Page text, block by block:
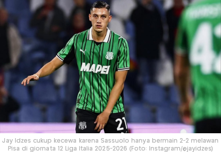
Jay Idzes cukup kecewa karena Sassuolo hanya bermain 2-2 melawan
Pisa di giornata 12 Liga Italia 2025-2026 (Foto: Instagram/@jayidzes)